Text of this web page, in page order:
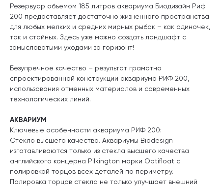
Резервуар объемом 185 литров аквариума Биодизайн Риф
200 предоставляет достаточно жизненного пространства
для любых мелких и средних мирных рыбок – как одиночек,
так и стайных. Здесь уже можно создать ландшафт с
замысловатыми уходами за горизонт!
Безупречное качество – результат грамотно
спроектированной конструкции аквариума РИФ 200,
использования отменных материалов и современных
технологических линий.
АКВАРИУМ
Ключевые особенности аквариума РИФ 200:
Стекло высшего качества. Аквариумы Biodesign
изготавливаются только из стекла высшего качества
английского концерна Pilkington марки Optifloat с
полировкой торцов всех деталей по периметру.
Полировка торцов стекла не только улучшает внешний